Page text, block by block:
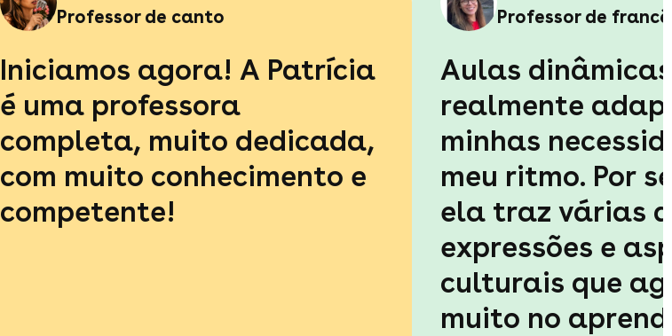
Professor de canto
Iniciamos agora! A Patrícia
é uma professora
completa, muito dedicada,
com muito conhecimento e
competente!
Professor de
Aulas
realmente
minhas
meu ritmo. Por
ela traz várias
expressões e
culturais que
muito no